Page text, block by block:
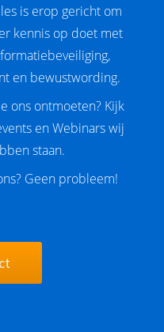
is erop gericht om
kennis op doet met
en bewustwording.
ons ontmoeten? Kijk
en Webinars wij
staan.
Geen probleem!